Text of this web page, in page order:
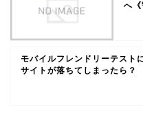
へ《
モバイルフレンドリーテスト
サイトが落ちてしまったら？